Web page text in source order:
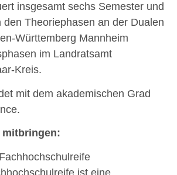
insgesamt sechs Semester und
den Theoriephasen an der Dualen
Württemberg Mannheim
im Landratsamt
Kreis.
mit dem akademischen Grad
mitbringen:
ist eine